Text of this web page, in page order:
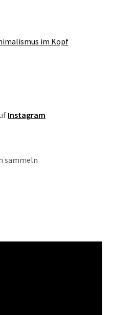
im Kopf
Instagram
sammeln